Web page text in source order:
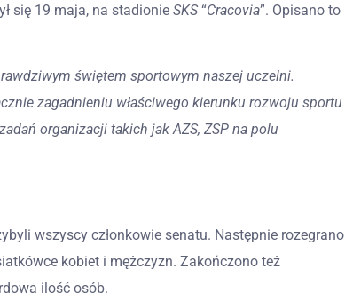
się 19 maja, na stadionie SKS“Cracovia”. Opisano to
świętem sportowym naszej uczelni.
zagadnieniu właściwego kierunku rozwoju sportu
organizacji takich jak AZS, ZSP na polu
wszyscy członkowie senatu. Następnie rozegrano
kobiet i mężczyzn. Zakończono też
ilość osób.